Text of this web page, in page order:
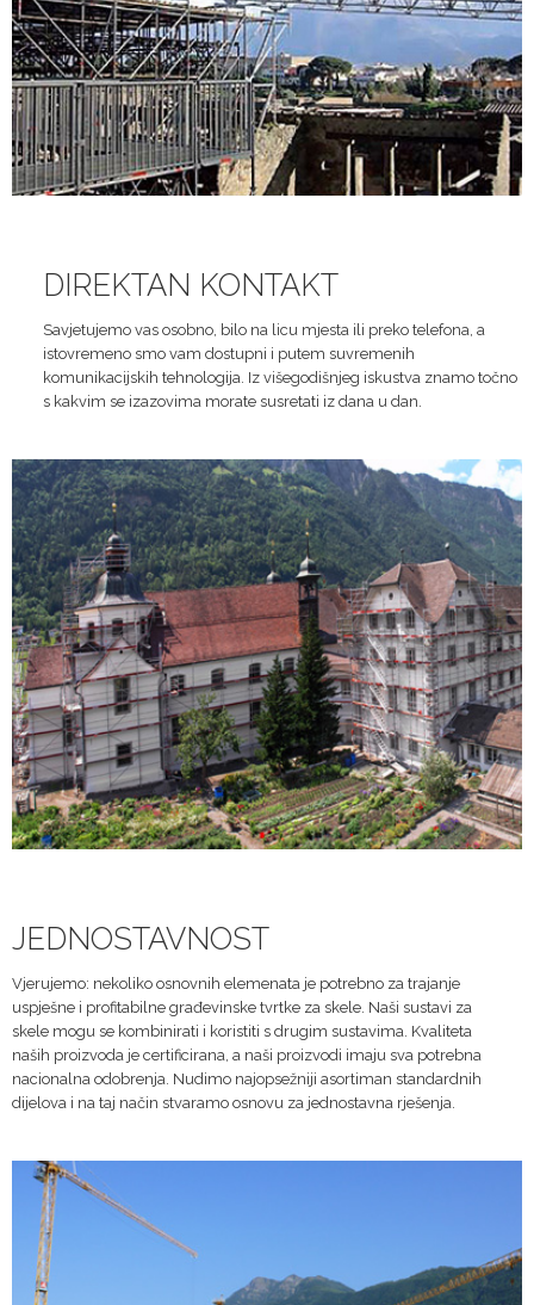
DIREKTAN KONTAKT
Savjetujemo vas osobno, bilo na licu mjesta ili preko telefona, a
istovremeno smo vam dostupni i putem suvremenih
komunikacijskih tehnologija. Iz višegodišnjeg iskustva znamo točno
s kakvim se izazovima morate susretati iz dana u dan.
JEDNOSTAVNOST
Vjerujemo: nekoliko osnovnih elemenata je potrebno za trajanje
uspješne i profitabilne građevinske tvrtke za skele. Naši sustavi za
skele mogu se kombinirati i koristiti s drugim sustavima. Kvaliteta
naših proizvoda je certificirana, a naši proizvodi imaju sva potrebna
nacionalna odobrenja. Nudimo najopsežniji asortiman standardnih
dijelova i na taj način stvaramo osnovu za jednostavna rješenja.